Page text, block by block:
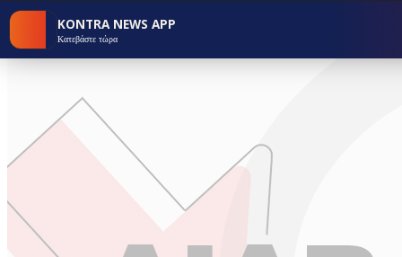
KONTRA NEWS APP
Κατεβάστε τώρα